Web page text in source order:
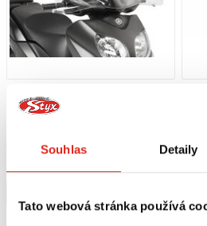
Souhlas Detaily
Tato webová stránka používá
2 169 Kč
GIVI PLEXI MBK OCEO 125-
Skladem